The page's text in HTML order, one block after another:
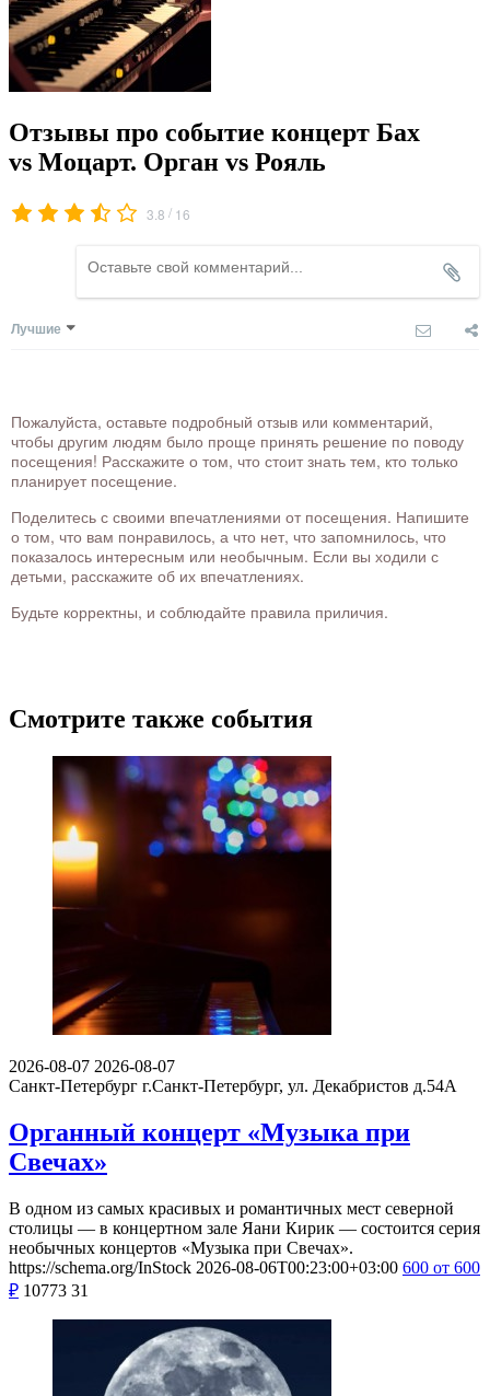
Отзывы про событие концерт Бах
vs Моцарт. Орган vs Рояль
3.8 / 16
Лучшие
Пожалуйста, оставьте подробный отзыв или комментарий,
чтобы другим людям было проще принять решение по поводу
посещения! Расскажите о том, что стоит знать тем, кто только
планирует посещение.
Поделитесь с своими впечатлениями от посещения. Напишите
о том, что вам понравилось, а что нет, что запомнилось, что
показалось интересным или необычным. Если вы ходили с
детьми, расскажите об их впечатлениях.
Будьте корректны, и соблюдайте правила приличия.
Смотрите также события
2026-08-07 2026-08-07
Санкт-Петербург г.Санкт-Петербург, ул. Декабристов д.54А
Органный концерт «Музыка при
Свечах»
В одном из самых красивых и романтичных мест северной
столицы — в концертном зале Яани Кирик — состоится серия
необычных концертов «Музыка при Свечах».
https://schema.org/InStock 2026-08-06T00:23:00+03:00 600 от 600
₽ 10773 31